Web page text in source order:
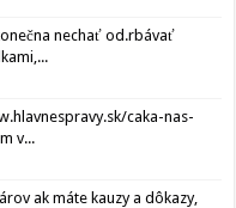
nechať od.rbávať
caka-nas-
v...
ak máte kauzy a dôkazy,